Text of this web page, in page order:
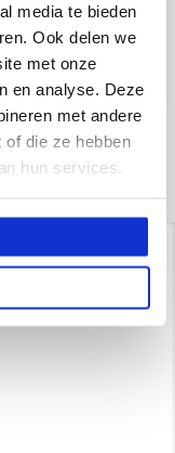
media te bieden
Ook delen we
met onze
en analyse. Deze
met andere
die ze hebben
hun services.